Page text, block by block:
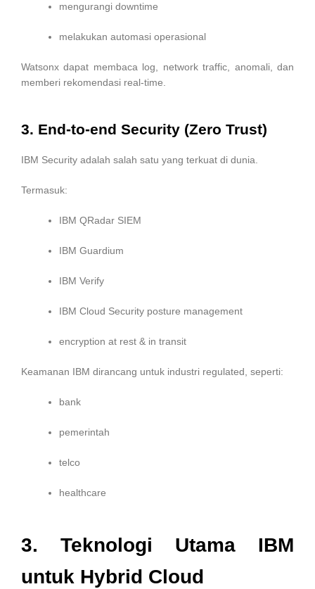
mengurangi downtime
melakukan automasi operasional
Watsonx dapat membaca log, network traffic, anomali, dan
memberi rekomendasi real-time.
3. End-to-end Security (Zero Trust)
IBM Security adalah salah satu yang terkuat di dunia.
Termasuk:
IBM QRadar SIEM
IBM Guardium
IBM Verify
IBM Cloud Security posture management
encryption at rest & in transit
Keamanan IBM dirancang untuk industri regulated, seperti:
bank
pemerintah
telco
healthcare
3. Teknologi Utama IBM
untuk Hybrid Cloud